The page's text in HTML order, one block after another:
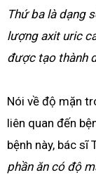
Thứ ba là dạng
lượng axit uric
được tạo thành
Nói về độ mặn
liên quan đến
bệnh này, bác sĩ
phần ăn có độ